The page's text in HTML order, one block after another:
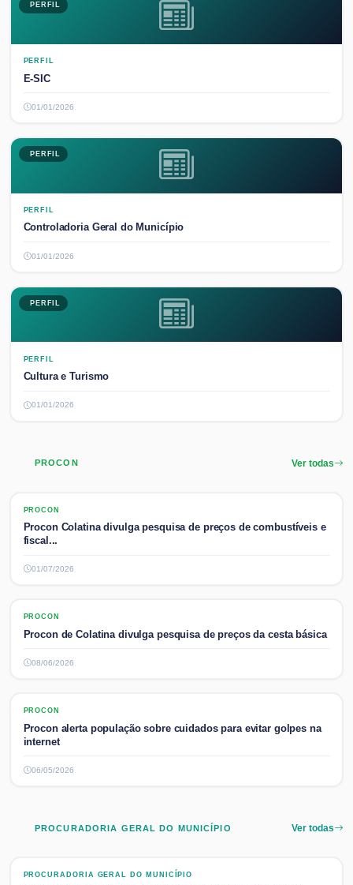
PERFIL
PERFIL
E-SIC
01/01/2026
PERFIL
PERFIL
Controladoria Geral do Município
01/01/2026
PERFIL
PERFIL
Cultura e Turismo
01/01/2026
PROCON Ver todas
PROCON
PROCON
Procon Colatina divulga pesquisa de preços de combustíveis e
fiscal...
01/07/2026
PROCON
PROCON
Procon de Colatina divulga pesquisa de preços da cesta básica
08/06/2026
PROCON
PROCON
Procon alerta população sobre cuidados para evitar golpes na
internet
06/05/2026
PROCURADORIA GERAL DO MUNICÍPIO Ver todas
PROCURADORIA GERAL DO MUNICÍPIO
PROCURADORIA GERAL DO MUNICÍPIO